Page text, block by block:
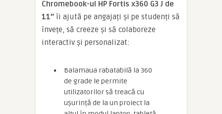
Chromebook-ul HP Fortis x360 G3 J de
11″ îi ajută pe angajați și pe studenți să
învețe, să creeze și să colaboreze
interactiv și personalizat:
Balamaua rabatabilă la 360
de grade le permite
utilizatorilor să treacă cu
ușurință de la un proiect la